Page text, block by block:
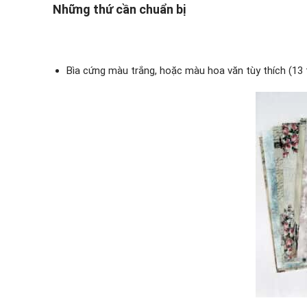
Những thứ cần chuẩn bị
Bìa cứng màu trắng, hoặc màu hoa văn tùy thích (13